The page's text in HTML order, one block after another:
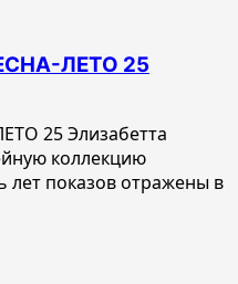
ЛЕТО 25
25 Элизабетта
коллекцию
лет показов отражены в